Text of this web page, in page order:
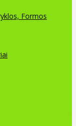
Formos